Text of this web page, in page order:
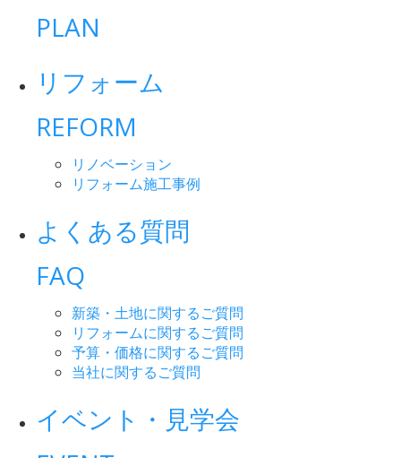
PLAN
リフォーム
REFORM
リノベーション
リフォーム施工事例
よくある質問
FAQ
新築・土地に関するご質問
リフォームに関するご質問
予算・価格に関するご質問
当社に関するご質問
イベント・見学会